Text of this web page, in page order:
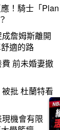
！騎士「Plan
詹姆斯離開
適的路
前未婚妻撤
批 杜蘭特看
機會有限